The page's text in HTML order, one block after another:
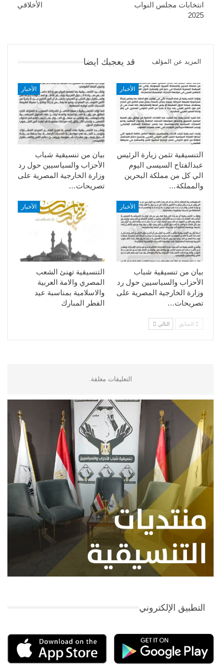
الأخلاقي
انتخابات مجلس النواب
2025
قد يعجبك ايضا المزيد عن المؤلف
الأخبار
بيان من تنسيقية شباب
الأحزاب والسياسيين حول رد
وزارة الخارجية المصرية على
تصريحات…
الأخبار
التنسيقية تثمن زيارة الرئيس
عبدالفتاح السيسى اليوم
الي كل من مملكة البحرين
والمملكة…
الأخبار
التنسيقية تهنئ الشعب
المصري والامة العربية
والاسلامية بمناسبة عيد
الفطر المبارك
الأخبار
بيان من تنسيقية شباب
الأحزاب والسياسيين حول رد
وزارة الخارجية المصرية على
تصريحات…
السابق التالي
التعليقات مغلقة.
التطبيق الإلكتروني